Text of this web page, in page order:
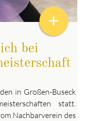
bei
in Großen-Buseck
statt.
Nachbarverein des
+